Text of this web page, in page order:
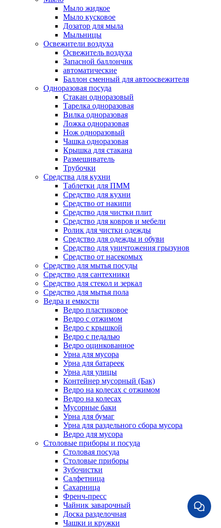
Мыло жидкое
Мыло кусковое
Дозатор для мыла
Мыльницы
Освежители воздуха
Освежитель воздуха
Запасной баллончик
автоматические
Баллон сменный для автоосвежителя
Одноразовая посуда
Стакан одноразовый
Тарелка одноразовая
Вилка одноразовая
Ложка одноразовая
Нож одноразовый
Чашка одноразовая
Крышка для стакана
Размешиватель
Трубочки
Средства для кухни
Таблетки для ПММ
Средство для кухни
Средство от накипи
Средство для чистки плит
Средство для ковров и мебели
Ролик для чистки одежды
Средство для одежды и обуви
Средство для уничтожения грызунов
Средство от насекомых
Средство для мытья посуды
Средство для сантехники
Средство для стекол и зеркал
Средство для мытья пола
Ведра и емкости
Ведро пластиковое
Ведро с отжимом
Ведро с крышкой
Ведро с педалью
Ведро оцинкованное
Урна для мусора
Урна для батареек
Урна для улицы
Контейнер мусорный (Бак)
Ведро на колесах с отжимом
Ведро на колесах
Мусорные баки
Урна для бумаг
Урна для раздельного сбора мусора
Ведро для мусора
Столовые приборы и посуда
Столовая посуда
Столовые приборы
Зубочистки
Салфетница
Сахарница
Френч-пресс
Чайник заварочный
Доска разделочная
Чашки и кружки